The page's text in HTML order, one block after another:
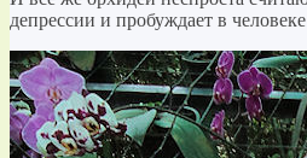
депрессии и пробуждает в